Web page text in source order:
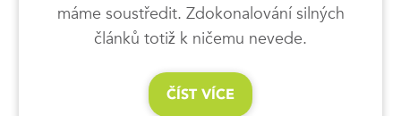
máme soustředit. Zdokonalování silných
článků totiž k ničemu nevede.
ČÍST VÍCE